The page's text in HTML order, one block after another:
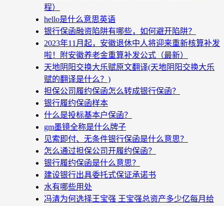
程）
hello是什么意思英语
银行保函融资陷阱有哪些，如何避开陷阱？
2023年11月起，安徽退休中人将迎来重新核算补发
啦！附安徽养老金重算补发公式（最新）
天地阴阳交换大乐赋原文翻译(天地阴阳交换大乐
赋的翻译是什么？)
担保公司履约保函怎么转成银行保函？
银行履约保函样本
什么是投标基本户保函？
gm墨镜全称是什么牌子
见索即付、无条件银行保函是什么意思？
怎么通过担保公司开履约保函？
银行履约保函是什么意思？
建设银行出具委托式保证承诺书
水有哪些用处
冯清为何选择王宝强 王宝强总资产多少亿每月给